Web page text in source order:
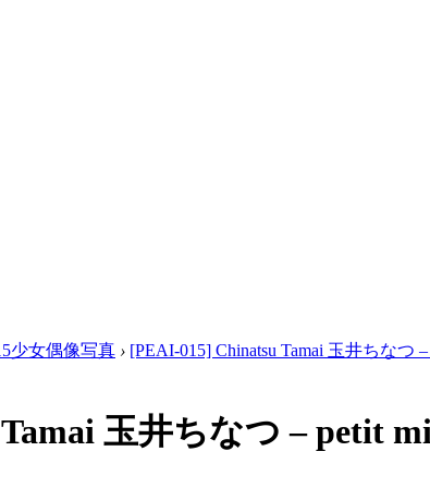
少女偶像写真 › [PEAI-015] Chinatsu Tamai 玉井ちなつ –
玉井ちなつ – petit